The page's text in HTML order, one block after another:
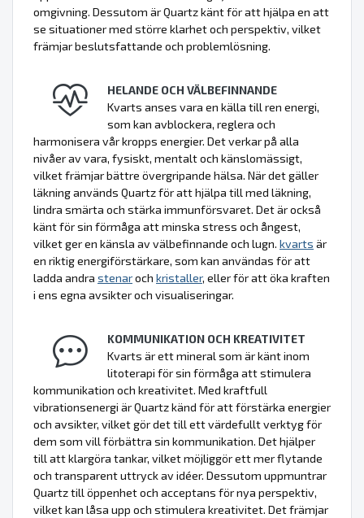
omgivning. Dessutom är Quartz känt för att hjälpa en att
se situationer med större klarhet och perspektiv, vilket
främjar beslutsfattande och problemlösning.
HELANDE OCH VÄLBEFINNANDE
Kvarts anses vara en källa till ren energi,
som kan avblockera, reglera och
harmonisera vår kropps energier. Det verkar på alla
nivåer av vara, fysiskt, mentalt och känslomässigt,
vilket främjar bättre övergripande hälsa. När det gäller
läkning används Quartz för att hjälpa till med läkning,
lindra smärta och stärka immunförsvaret. Det är också
känt för sin förmåga att minska stress och ångest,
vilket ger en känsla av välbefinnande och lugn. kvarts är
en riktig energiförstärkare, som kan användas för att
ladda andra stenaroch kristaller, eller för att öka kraften
i ens egna avsikter och visualiseringar.
KOMMUNIKATION OCH KREATIVITET
Kvarts är ett mineral som är känt inom
litoterapi för sin förmåga att stimulera
kommunikation och kreativitet. Med kraftfull
vibrationsenergi är Quartz känd för att förstärka energier
och avsikter, vilket gör det till ett värdefullt verktyg för
dem som vill förbättra sin kommunikation. Det hjälper
till att klargöra tankar, vilket möjliggör ett mer flytande
och transparent uttryck av idéer. Dessutom uppmuntrar
Quartz till öppenhet och acceptans för nya perspektiv,
vilket kan låsa upp och stimulera kreativitet. Det främjar